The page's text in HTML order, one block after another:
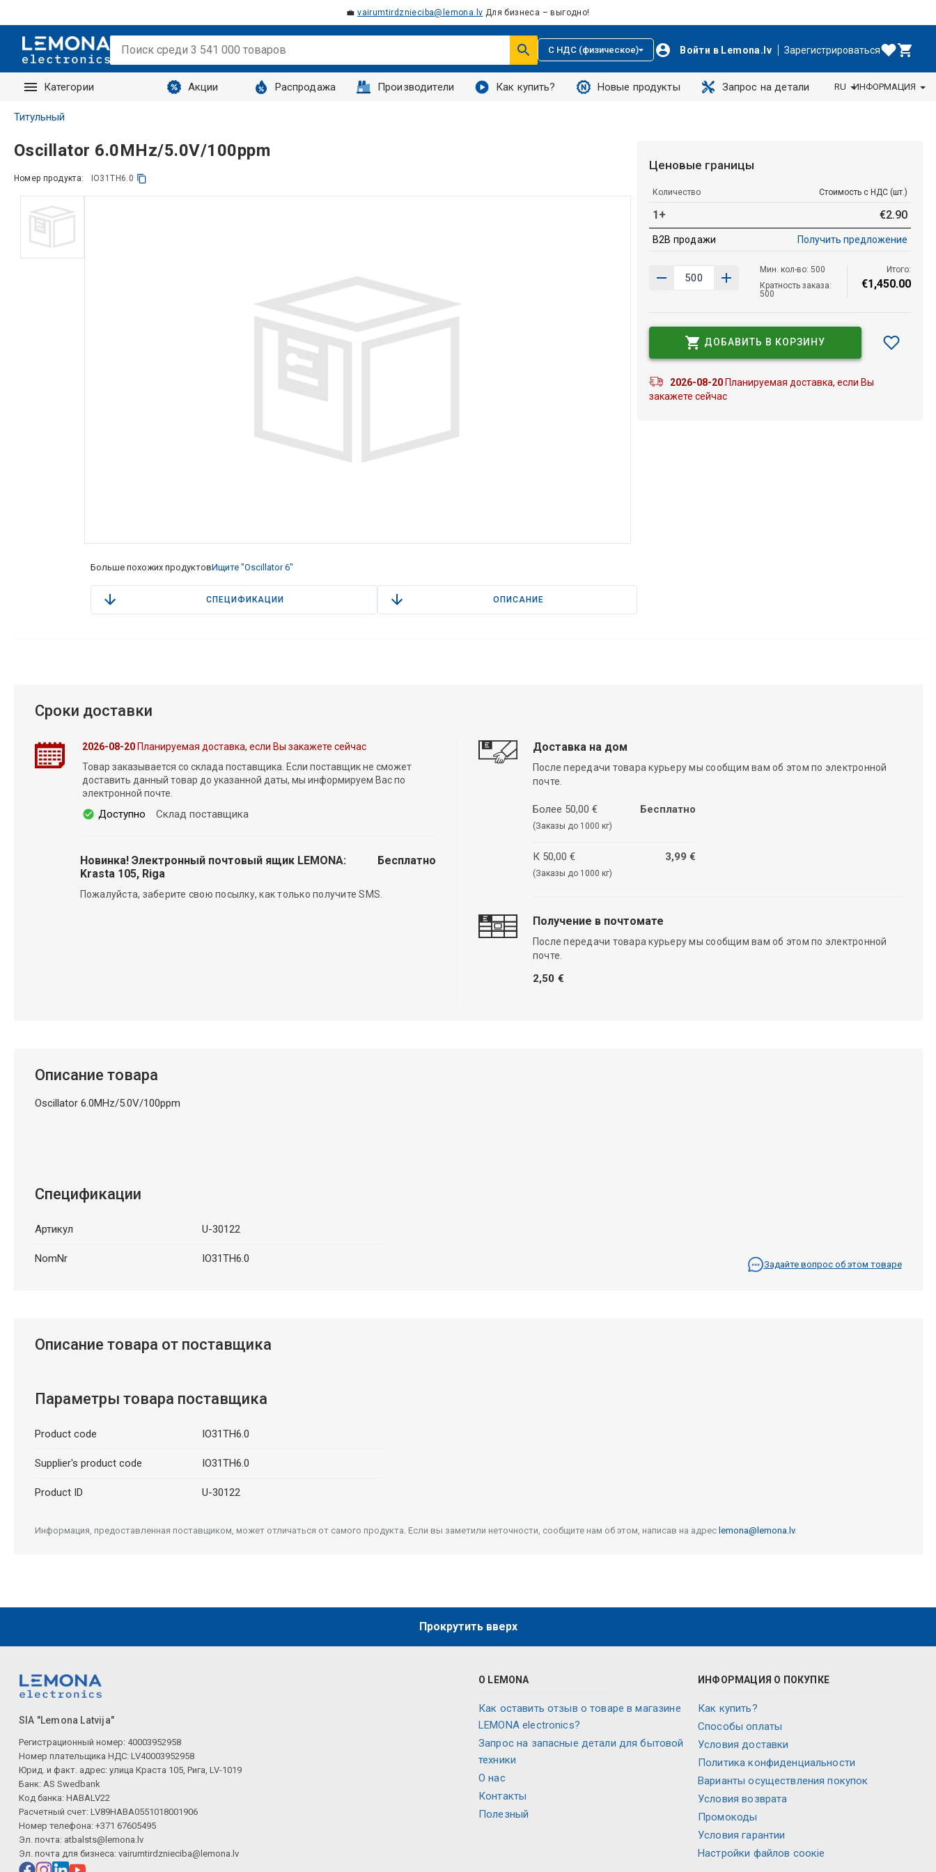
💼vairumtirdznieciba@lemona.lv Для бизнеса – выгодно!
С НДС (физическое) Войти в Lemona.lv Зарегистрироваться
Категории Акции Распродажа Производители Как купить? Новые продукты Запрос на детали
Запросы
RU ИНФОРМАЦИЯ
Титульный
Oscillator 6.0MHz/5.0V/100ppm
Номер продукта: IO31TH6.0
Больше похожих продуктовИщите "Oscillator 6"
СПЕЦИФИКАЦИИ ОПИСАНИЕ
Ценовые границы
Количество Стоимость с НДС (шт.)
1+ €2.90
B2B продажи Получить предложение
Мин. кол-во: 500
Кратность заказа:
500
Итого:
€1,450.00
ДОБАВИТЬ В КОРЗИНУ
2026-08-20Планируемая доставка, если Вы
закажете сейчас
Сроки доставки
2026-08-20Планируемая доставка, если Вы закажете сейчас
Товар заказывается со склада поставщика. Если поставщик не сможет
доставить данный товар до указанной даты, мы информируем Вас по
электронной почте.
Доступно Склад поставщика
Новинка! Электронный почтовый ящик LEMONA:
Krasta 105, Riga
Бесплатно
Пожалуйста, заберите свою посылку, как только получите SMS.
Доставка на дом
После передачи товара курьеру мы сообщим вам об этом по электронной
почте.
Более 50,00 €
(Заказы до 1000 кг)
Бесплатно
К 50,00 €
(Заказы до 1000 кг)
3,99 €
Получение в почтомате
После передачи товара курьеру мы сообщим вам об этом по электронной
почте.
2,50 €
Описание товара
Oscillator 6.0MHz/5.0V/100ppm
Спецификации
Артикул U-30122
NomNr IO31TH6.0 Задайте вопрос об этом товаре
Описание товара от поставщика
Параметры товара поставщика
Product code IO31TH6.0
Supplier's product code IO31TH6.0
Product ID U-30122
Информация, предоставленная поставщиком, может отличаться от самого продукта. Если вы заметили неточности, сообщите нам об этом, написав на адрес lemona@lemona.lv.
Прокрутить вверх
SIA "Lemona Latvija"
Регистрационный номер: 40003952958
Номер плательщика НДС: LV40003952958
Юрид. и факт. адрес: улица Краста 105, Рига, LV-1019
Банк: AS Swedbank
Код банка: HABALV22
Расчетный счет: LV89HABA0551018001906
Номер телефона: +371 67605495
Эл. почта: atbalsts@lemona.lv
Эл. почта для бизнеса: vairumtirdznieciba@lemona.lv
О LEMONA
Как оставить отзыв о товаре в магазине
LEMONA electronics?
Запрос на запасные детали для бытовой
техники
О нас
Контакты
Полезный
ИНФОРМАЦИЯ О ПОКУПКЕ
Как купить?
Способы оплаты
Условия доставки
Политика конфиденциальности
Варианты осуществления покупок
Условия возврата
Промокоды
Условия гарантии
Настройки файлов соокіе